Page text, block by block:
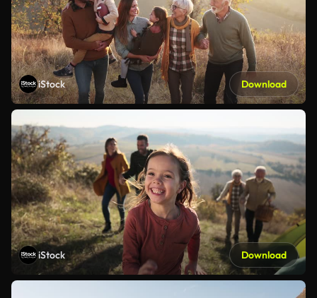
iStock Download
iStock Download